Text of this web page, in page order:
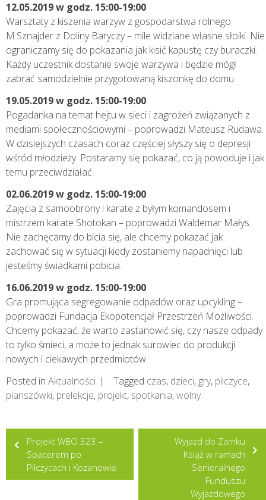
12.05.2019 w godz. 15:00-19:00
Warsztaty z kiszenia warzyw z gospodarstwa rolnego
M.Sznajder z Doliny Baryczy – mile widziane własne słoiki. Nie
ograniczamy się do pokazania jak kisić kapustę czy buraczki.
Każdy uczestnik dostanie swoje warzywa i będzie mógł
zabrać samodzielnie przygotowaną kiszonkę do domu.
19.05.2019 w godz. 15:00-19:00
Pogadanka na temat hejtu w sieci i zagrożeń związanych z
mediami społecznościowymi – poprowadzi Mateusz Rudawa.
W dzisiejszych czasach coraz częściej słyszy się o depresji
wśród młodzieży. Postaramy się pokazać, co ją powoduje i jak
temu przeciwdziałać.
02.06.2019 w godz. 15:00-19:00
Zajęcia z samoobrony i karate z byłym komandosem i
mistrzem karate Shotokan – poprowadzi Waldemar Małys.
Nie zachęcamy do bicia się, ale chcemy pokazać jak
zachować się w sytuacji kiedy zostaniemy napadnięci lub
jesteśmy świadkami pobicia.
16.06.2019 w godz. 15:00-19:00
Gra promująca segregowanie odpadów oraz upcykling –
poprowadzi Fundacja Ekopotencjał Przestrzeń Możliwości.
Chcemy pokazać, że warto zastanowić się, czy nasze odpady
to tylko śmieci, a może to jednak surowiec do produkcji
nowych i ciekawych przedmiotów.
Posted in Aktualności Tagged czas, dzieci, gry, pilczyce,
planszówki, prelekcje, projekt, spotkania,wolny
Nawigacja
wpisu
Projekt WBO 323 –
Spacerem po
Pilczycach i Kozanowie
Wyjazd do Zamku
Książ w ramach
Senioralnego
Funduszu
Wyjazdowego